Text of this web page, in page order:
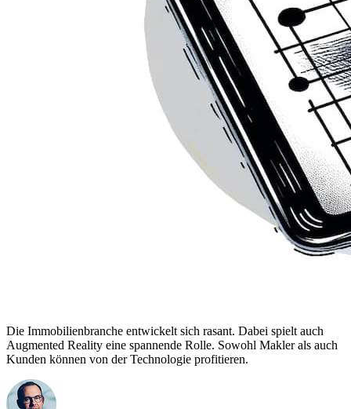
Die Immobilienbranche entwickelt sich rasant. Dabei spielt auch
Augmented Reality eine spannende Rolle. Sowohl Makler als auch
Kunden können von der Technologie profitieren.